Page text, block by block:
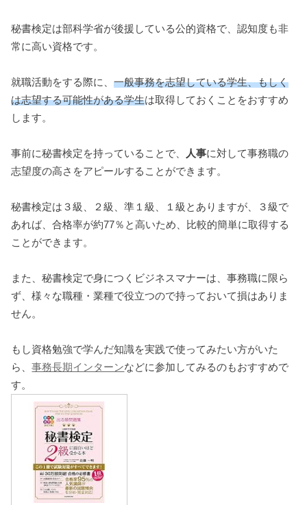
秘書検定は部科学省が後援している公的資格で、認知度も非
常に高い資格です。
就職活動をする際に、一般事務を志望している学生、もしく
は志望する可能性がある学生は取得しておくことをおすすめ
します。
事前に秘書検定を持っていることで、 人事に対して事務職の
志望度の高さをアピールすることができます。
秘書検定は３級、２級、準１級、１級とありますが、３級で
あれば、合格率が約77％と高いため、比較的簡単に取得する
ことができます。
また、秘書検定で身につくビジネスマナーは、事務職に限ら
ず、様々な職種・業種で役立つので持っておいて損はありま
せん。
もし資格勉強で学んだ知識を実践で使ってみたい方がいた
ら、事務長期インターンなどに参加してみるのもおすすめで
す。